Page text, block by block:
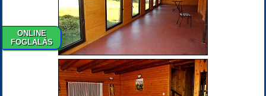
ONLINE
FOGLALÁS